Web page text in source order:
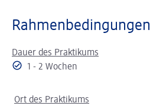
Rahmenbedingungen
Dauer des Praktikums
1 - 2 Wochen
Ort des Praktikums